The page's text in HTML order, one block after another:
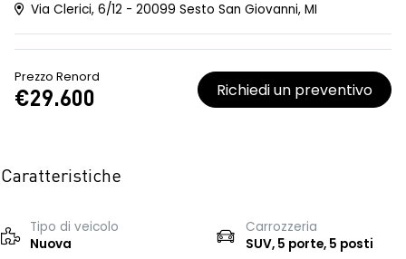
Via Clerici, 6/12 - 20099 Sesto San Giovanni, MI
Prezzo Renord
€29.600 Richiedi un preventivo
Caratteristiche
Tipo di veicolo
Nuova
Carrozzeria
SUV, 5 porte, 5 posti